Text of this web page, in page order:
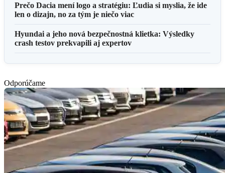
Prečo Dacia mení logo a stratégiu: Ľudia si myslia, že ide
len o dizajn, no za tým je niečo viac
Hyundai a jeho nová bezpečnostná klietka: Výsledky
crash testov prekvapili aj expertov
Odporúčame